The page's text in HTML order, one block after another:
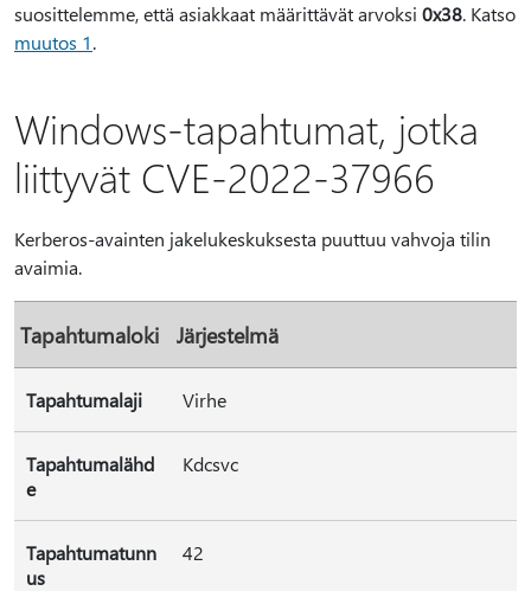
suosittelemme, että asiakkaat määrittävät arvoksi 0x38. Katso
muutos 1.
Windows-tapahtumat, jotka
liittyvät CVE-2022-37966
Kerberos-avainten jakelukeskuksesta puuttuu vahvoja tilin
avaimia.
Tapahtumaloki Järjestelmä
Tapahtumalaji Virhe
Tapahtumalähd
e
Kdcsvc
Tapahtumatunn
us
42